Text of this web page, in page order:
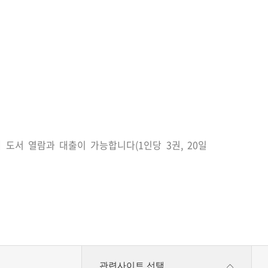
서 열람과 대출이 가능합니다(1인당 3권, 20일
관련사이트 선택